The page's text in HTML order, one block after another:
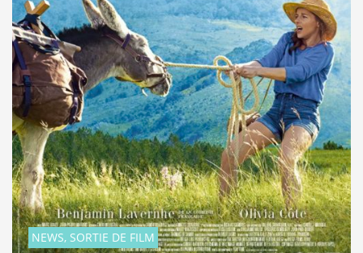
NEWS, SORTIE DE FILM